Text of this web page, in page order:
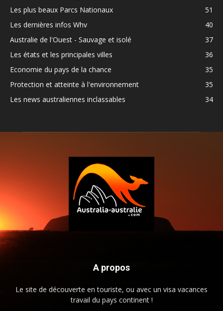
Les plus beaux Parcs Nationaux
51
Les dernières infos Whv
40
Australie de l'Ouest - Sauvage et isolé
37
Les états et les principales villes
36
Economie du pays de la chance
35
Protection et atteinte à l'environnement
35
Les news australiennes inclassables
34
A propos
Le site de découverte en touriste, ou avec un visa vacances
travail du pays continent !